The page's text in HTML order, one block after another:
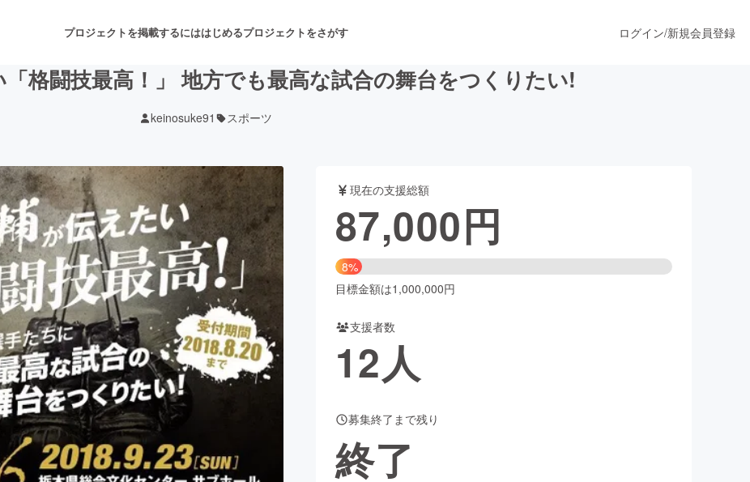
プロジェクトを掲載するにははじめるプロジェクトをさがす
音楽 舞台・パフォーマンス
ゲーム・サービス開発 フード・飲食店 ファッション
書籍・雑誌出版 アニメ・漫画
チャレンジ ビューティー・ヘルスケア
CAMPFIRE for Social Good
CAMPFIREふるさと納税
ログイン/新規会員登録
格闘技最高！」 地方でも最高な試合の舞台をつくりたい!
keinosuke91 スポーツ
現在の支援総額
87,000円
8%
目標金額は1,000,000円
支援者数
12人
募集終了まで残り
終了